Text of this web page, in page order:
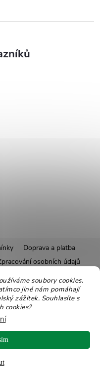
soubory cookies.
jiné nám pomáhají
zážitek. Souhlasíte s
cookies?
Doprava a platba
osobních údajů
program
Recepty
balení Moje objednávka
vyhrazena.Upravit nastavení